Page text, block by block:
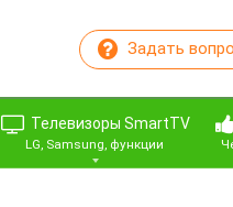
Задать
Телевизоры SmartTV
LG, Samsung, функции